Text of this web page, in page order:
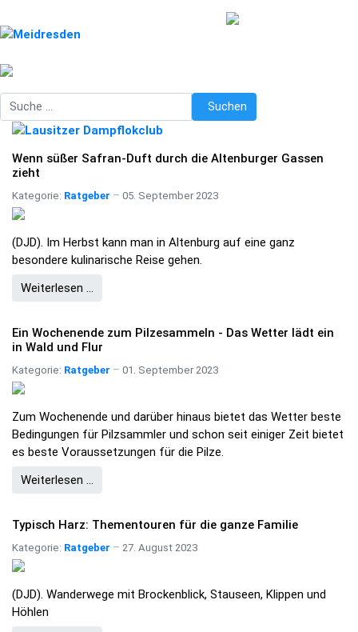
Suchen Suchen
Wenn süßer Safran-Duft durch die Altenburger Gassen
zieht
Kategorie: Ratgeber 05. September 2023
(DJD). Im Herbst kann man in Altenburg auf eine ganz
besondere kulinarische Reise gehen.
Weiterlesen …
Ein Wochenende zum Pilzesammeln - Das Wetter lädt ein
in Wald und Flur
Kategorie: Ratgeber 01. September 2023
Zum Wochenende und darüber hinaus bietet das Wetter beste
Bedingungen für Pilzsammler und schon seit einiger Zeit bietet
es beste Voraussetzungen für die Pilze.
Weiterlesen …
Typisch Harz: Thementouren für die ganze Familie
Kategorie: Ratgeber 27. August 2023
(DJD). Wanderwege mit Brockenblick, Stauseen, Klippen und
Höhlen